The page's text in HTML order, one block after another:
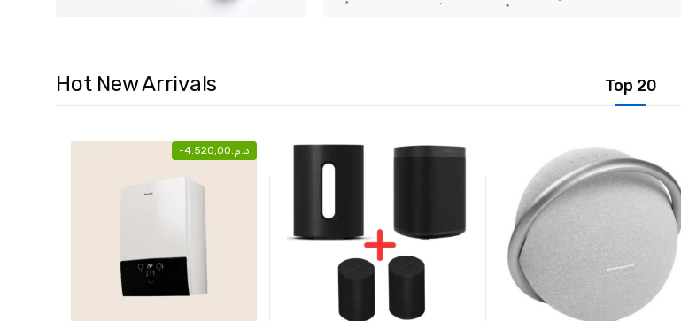
Hot New Arrivals Top 20
- د.م.4.520,00